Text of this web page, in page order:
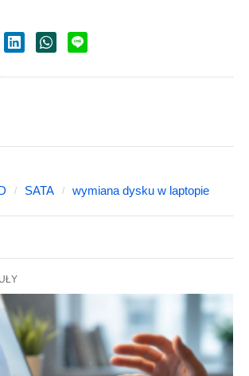
SATA wymiana dysku w laptopie